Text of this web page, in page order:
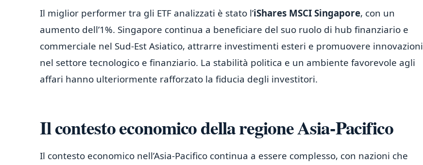
Il miglior performer tra gli ETF analizzati è stato l’iShares MSCI Singapore, con un
aumento dell’1%. Singapore continua a beneficiare del suo ruolo di hub finanziario e
commerciale nel Sud-Est Asiatico, attrarre investimenti esteri e promuovere innovazioni
nel settore tecnologico e finanziario. La stabilità politica e un ambiente favorevole agli
affari hanno ulteriormente rafforzato la fiducia degli investitori.
Il contesto economico della regione Asia-Pacifico
Il contesto economico nell’Asia-Pacifico continua a essere complesso, con nazioni che